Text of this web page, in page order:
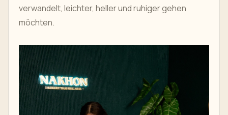
verwandelt, leichter, heller und ruhiger gehen
möchten.